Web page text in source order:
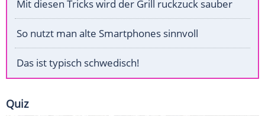
Mit diesen Tricks wird der Grill ruckzuck sauber
So nutzt man alte Smartphones sinnvoll
Das ist typisch schwedisch!
Quiz